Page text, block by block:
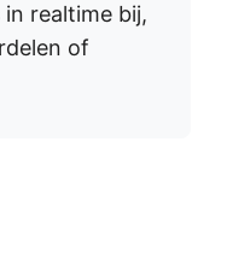
realtime bij,
of